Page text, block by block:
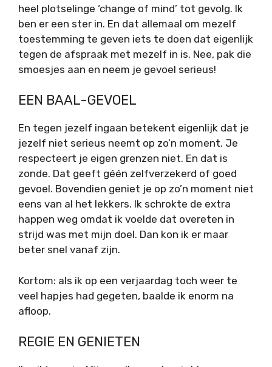
heel plotselinge ‘change of mind’ tot gevolg. Ik
ben er een ster in. En dat allemaal om mezelf
toestemming te geven iets te doen dat eigenlijk
tegen de afspraak met mezelf in is. Nee, pak die
smoesjes aan en neem je gevoel serieus!
EEN BAAL-GEVOEL
En tegen jezelf ingaan betekent eigenlijk dat je
jezelf niet serieus neemt op zo’n moment. Je
respecteert je eigen grenzen niet. En dat is
zonde. Dat geeft géén zelfverzekerd of goed
gevoel. Bovendien geniet je op zo’n moment niet
eens van al het lekkers. Ik schrokte de extra
happen weg omdat ik voelde dat overeten in
strijd was met mijn doel. Dan kon ik er maar
beter snel vanaf zijn.
Kortom: als ik op een verjaardag toch weer te
veel hapjes had gegeten, baalde ik enorm na
afloop.
REGIE EN GENIETEN